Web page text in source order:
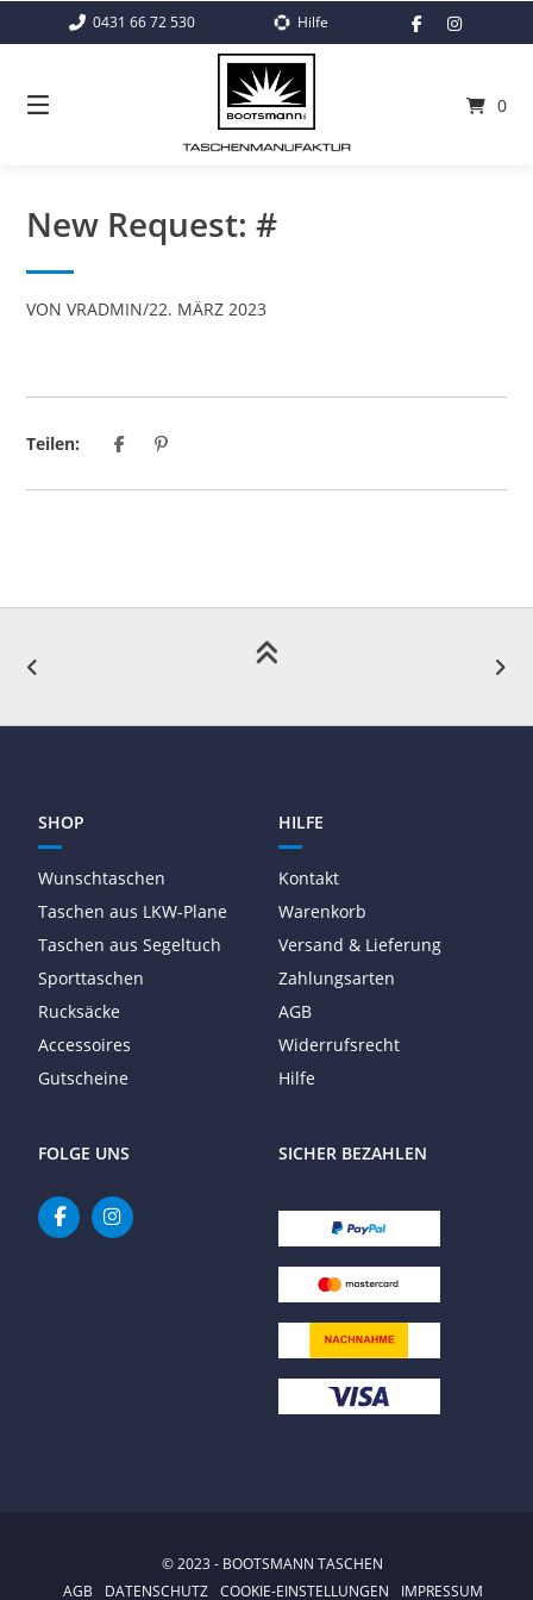
0431 66 72 530 Hilfe
0
New Request: #
VONVRADMIN/22. MÄRZ 2023
Teilen:
SHOP
Wunschtaschen
Taschen aus LKW-Plane
Taschen aus Segeltuch
Sporttaschen
Rucksäcke
Accessoires
Gutscheine
HILFE
Kontakt
Warenkorb
Versand & Lieferung
Zahlungsarten
AGB
Widerrufsrecht
Hilfe
FOLGE UNS SICHER BEZAHLEN
© 2023 - BOOTSMANN TASCHEN
AGB
DATENSCHUTZ COOKIE-EINSTELLUNGEN IMPRESSUM